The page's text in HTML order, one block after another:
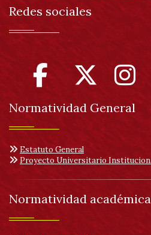
Redes sociales
Normatividad General
Estatuto General
Proyecto Universitario
Normatividad académica